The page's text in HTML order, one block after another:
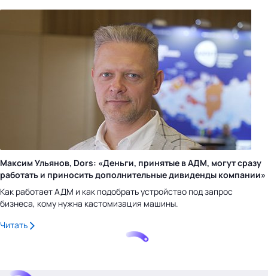
Максим Ульянов, Dors: «Деньги, принятые в АДМ, могут сразу
работать и приносить дополнительные дивиденды компании»
Как работает АДМ и как подобрать устройство под запрос
бизнеса, кому нужна кастомизация машины.
Читать